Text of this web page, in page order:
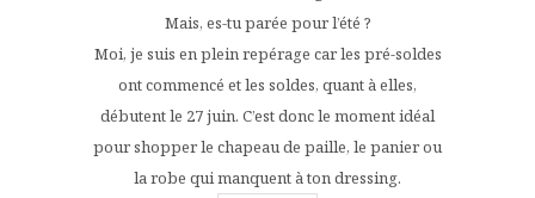
Mais, es-tu parée pour l’été ?
Moi, je suis en plein repérage car les pré-soldes
ont commencé et les soldes, quant à elles,
débutent le 27 juin. C’est donc le moment idéal
pour shopper le chapeau de paille, le panier ou
la robe qui manquent à ton dressing.